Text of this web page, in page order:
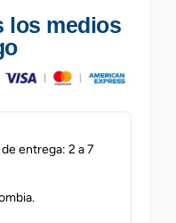
los medios
entrega: 2 a 7